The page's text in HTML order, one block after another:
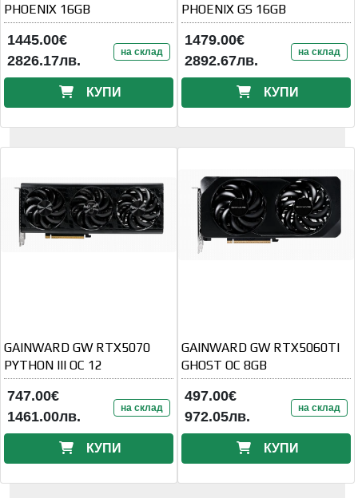
PHOENIX 16GB
1445.00€
2826.17лв.
на склад
КУПИ
PHOENIX GS 16GB
1479.00€
2892.67лв.
на склад
КУПИ
GAINWARD GW RTX5070
PYTHON III OC 12
747.00€
1461.00лв.
на склад
КУПИ
GAINWARD GW RTX5060TI
GHOST OC 8GB
497.00€
972.05лв.
на склад
КУПИ